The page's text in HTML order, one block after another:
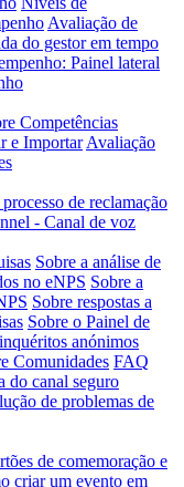
Avaliação de
do gestor em tempo
Painel lateral
Competências
e Importar Avaliação
de reclamação
- Canal de voz
Sobre a análise de
no eNPS Sobre a
Sobre respostas a
Sobre o Painel de
anónimos
Comunidades FAQ
do canal seguro
de problemas de
de comemoração e
criar um evento em